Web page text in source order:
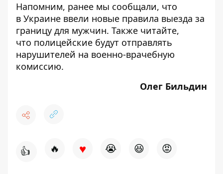
Напомним, ранее мы сообщали, что
в Украине ввели новые правила выезда за
границу для мужчин. Также читайте,
что полицейские будут отправлять
нарушителей на военно-врачебную
комиссию.
Олег Бильдин
👍 🔥 ♥ 😭 😆 😡